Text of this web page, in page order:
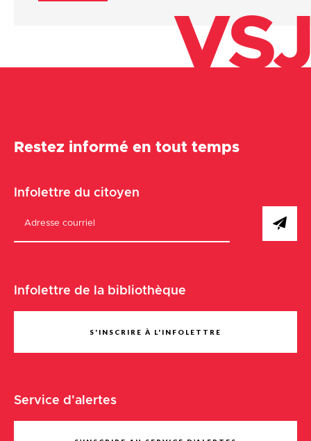
VSJ
Restez informé en tout temps
Infolettre du citoyen
Infolettre de la bibliothèque
S'INSCRIRE À L'INFOLETTRE
Service d'alertes